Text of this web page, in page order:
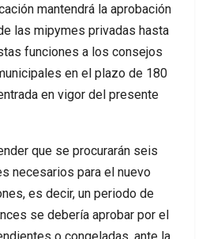
mantendrá la aprobación
las mipymes privadas hasta
funciones a los consejos
en el plazo de 180
en vigor del presente
que se procurarán seis
necesarios para el nuevo
es decir, un periodo de
se debería aprobar por el
o congeladas, ante la